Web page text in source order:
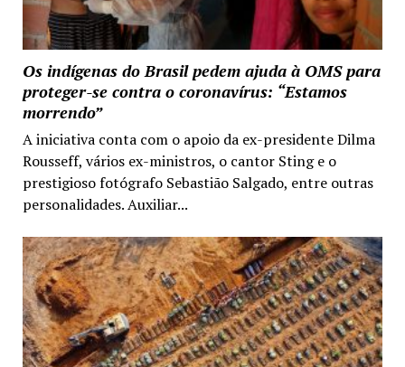
Os indígenas do Brasil pedem ajuda à OMS para
proteger-se contra o coronavírus: “Estamos
morrendo”
A iniciativa conta com o apoio da ex-presidente Dilma
Rousseff, vários ex-ministros, o cantor Sting e o
prestigioso fotógrafo Sebastião Salgado, entre outras
personalidades. Auxiliar...